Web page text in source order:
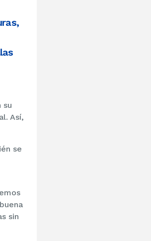
su
Así,
se
sin